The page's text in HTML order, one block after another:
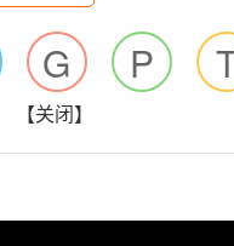
G P
【关闭】